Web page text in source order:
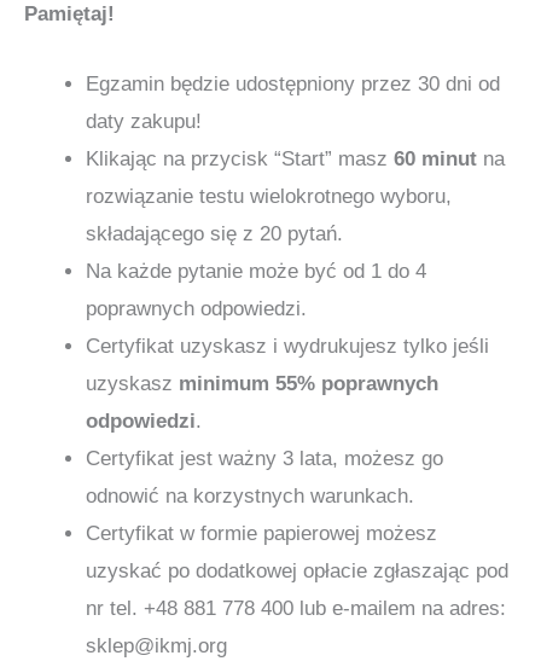
Pamiętaj!
Egzamin będzie udostępniony przez 30 dni od
daty zakupu!
Klikając na przycisk “Start” masz 60 minut na
rozwiązanie testu wielokrotnego wyboru,
składającego się z 20 pytań.
Na każde pytanie może być od 1 do 4
poprawnych odpowiedzi.
Certyfikat uzyskasz i wydrukujesz tylko jeśli
uzyskasz minimum 55% poprawnych
odpowiedzi.
Certyfikat jest ważny 3 lata, możesz go
odnowić na korzystnych warunkach.
Certyfikat w formie papierowej możesz
uzyskać po dodatkowej opłacie zgłaszając pod
nr tel. +48 881 778 400 lub e-mailem na adres:
sklep@ikmj.org